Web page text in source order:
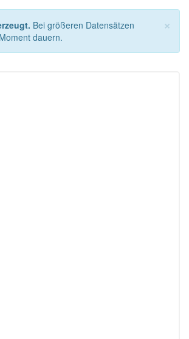
×
Bei größeren Datensätzen
dauern.